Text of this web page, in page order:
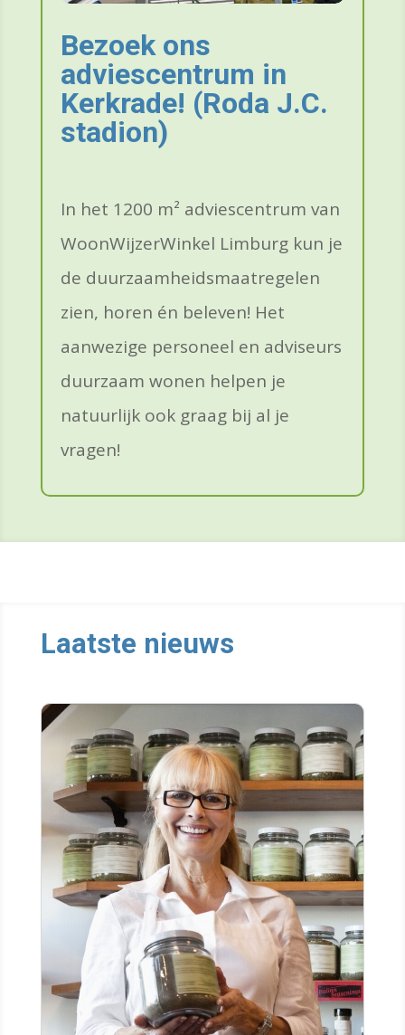
Bezoek ons
adviescentrum in
Kerkrade! (Roda J.C.
stadion)
In het 1200 m² adviescentrum van
WoonWijzerWinkel Limburg kun je
de duurzaamheidsmaatregelen
zien, horen én beleven! Het
aanwezige personeel en adviseurs
duurzaam wonen helpen je
natuurlijk ook graag bij al je
vragen!
Laatste nieuws